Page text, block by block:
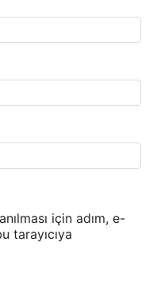
için adım, e-
tarayıcıya